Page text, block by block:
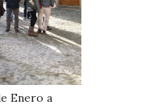
Enero a